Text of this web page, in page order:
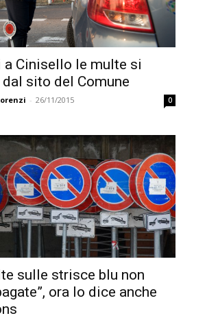
a Cinisello le multe si
dal sito del Comune
- 26/11/2015 0
sulle strisce blu non
ora lo dice anche